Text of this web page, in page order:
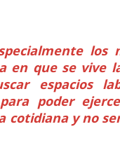
los
en que se vive
espacios
poder
cotidiana y no